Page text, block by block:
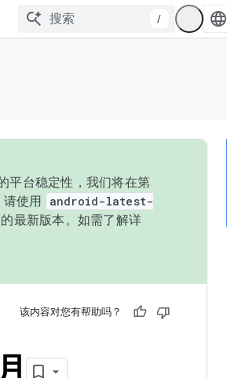
/
平台稳定性，我们将在第
使用
android-latest-
最新版本。如需了解详
该内容对您有帮助吗？